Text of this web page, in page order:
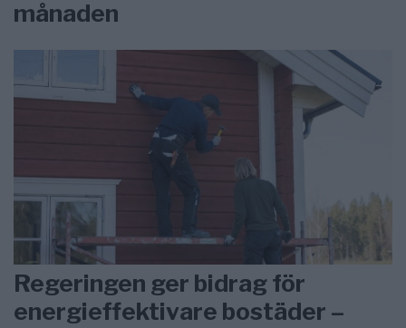
månaden
Regeringen ger bidrag för
energieffektivare bostäder –